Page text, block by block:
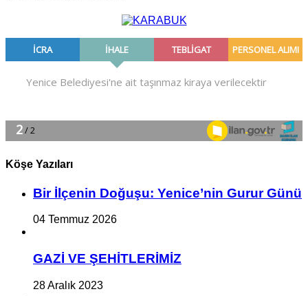
Köşe Yazıları
Bir İlçe­nin Do­ğu­şu: Ye­ni­ce’nin Gurur Günü
04 Temmuz 2026
GAZİ VE ŞEHİTLERİMİZ
28 Aralık 2023